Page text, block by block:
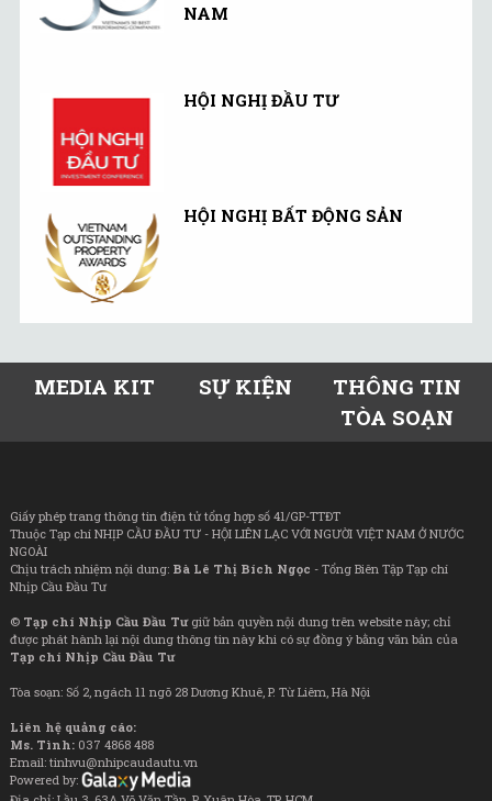
NAM
HỘI NGHỊ ĐẦU TƯ
HỘI NGHỊ BẤT ĐỘNG SẢN
MEDIA KIT SỰ KIỆN
THÔNG TIN
TÒA SOẠN
Giấy phép trang thông tin điện tử tổng hợp số 41/GP-TTĐT
Thuộc Tạp chí NHỊP CẦU ĐẦU TƯ - HỘI LIÊN LẠC VỚI NGƯỜI VIỆT NAM Ở NƯỚC
NGOÀI
Chịu trách nhiệm nội dung: Bà Lê Thị Bích Ngọc - Tổng Biên Tập Tạp chí
Nhịp Cầu Đầu Tư
© Tạp chí Nhịp Cầu Đầu Tưgiữ bản quyền nội dung trên website này; chỉ
được phát hành lại nội dung thông tin này khi có sự đồng ý bằng văn bản của
Tạp chí Nhịp Cầu Đầu Tư
Tòa soạn: Số 2, ngách 11 ngõ 28 Dương Khuê, P. Từ Liêm, Hà Nội
Liên hệ quảng cáo:
Ms. Tình: 037 4868 488
Email: tinhvu@nhipcaudautu.vn
Powered by: